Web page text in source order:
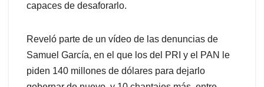
capaces de desaforarlo.
Reveló parte de un vídeo de las denuncias de
Samuel García, en el que los del PRI y el PAN le
piden 140 millones de dólares para dejarlo